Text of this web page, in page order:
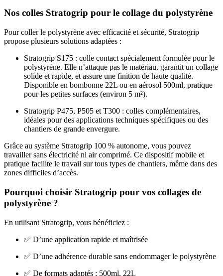
Nos colles Stratogrip pour le collage du polystyrène
Pour coller le polystyrène avec efficacité et sécurité, Stratogrip
propose plusieurs solutions adaptées :
Stratogrip S175 : colle contact spécialement formulée pour le
polystyrène. Elle n’attaque pas le matériau, garantit un collage
solide et rapide, et assure une finition de haute qualité.
Disponible en bombonne 22L ou en aérosol 500ml, pratique
pour les petites surfaces (environ 5 m²).
Stratogrip P475, P505 et T300 : colles complémentaires,
idéales pour des applications techniques spécifiques ou des
chantiers de grande envergure.
Grâce au système Stratogrip 100 % autonome, vous pouvez
travailler sans électricité ni air comprimé. Ce dispositif mobile et
pratique facilite le travail sur tous types de chantiers, même dans des
zones difficiles d’accès.
Pourquoi choisir Stratogrip pour vos collages de
polystyrène ?
En utilisant Stratogrip, vous bénéficiez :
✅ D’une application rapide et maîtrisée
✅ D’une adhérence durable sans endommager le polystyrène
✅ De formats adaptés : 500ml, 22L